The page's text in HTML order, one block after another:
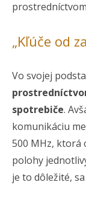
prostredníctvom
„Kľúče od
Vo svojej
spotrebiče.
komunikáciu
500 MHz, ktorá
polohy
je to dôležité,